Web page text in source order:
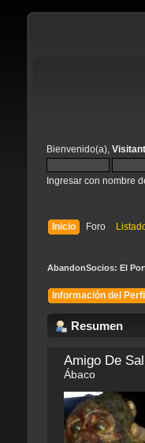
Bienvenido(a),
Ingresar con nombre
Inicio Foro
AbandonSocios: El
Información del Perfil
Resumen
Amigo De Sal
Ábaco